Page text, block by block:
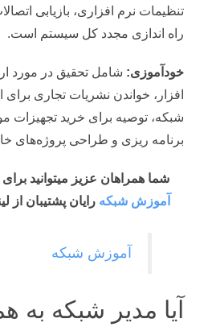
تنظیمات نرم افزاری، بازیابی
راه اندازی مجدد کل سیستم است.
خودآموزی: شامل تحقیق در مورد
افزار، خواندن نشریات تجاری برای
شبکه، توصیه برای خرید تجهیزات
برنامه ریزی و طراحی پروژه‌های
شما همراهان عزیز میتوانید
آموزش شبکه رایان پشتیبان از
آموزش شبکه
آیا مدیر شبکه به